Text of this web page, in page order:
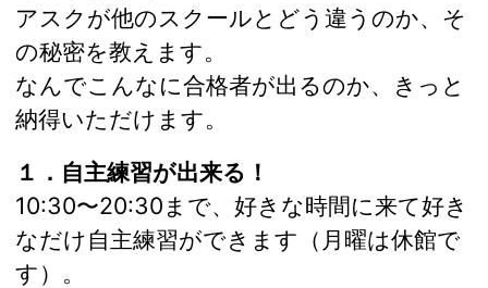
アスクが他のスクールとどう違うのか、そ
の秘密を教えます。
なんでこんなに合格者が出るのか、きっと
納得いただけます。
１．自主練習が出来る！
10:30〜20:30まで、好きな時間に来て好き
なだけ自主練習ができます（月曜は休館で
す）。